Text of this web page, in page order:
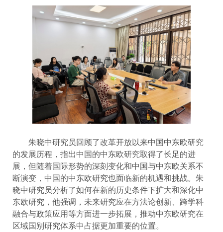
朱晓中研究员回顾了改革开放以来中国中东欧研究
的发展历程，指出中国的中东欧研究取得了长足的进
展，但随着国际形势的深刻变化和中国与中东欧关系不
断演变，中国的中东欧研究也面临新的机遇和挑战。朱
晓中研究员分析了如何在新的历史条件下扩大和深化中
东欧研究，他强调，未来研究应在方法论创新、跨学科
融合与政策应用等方面进一步拓展，推动中东欧研究在
区域国别研究体系中占据更加重要的位置。